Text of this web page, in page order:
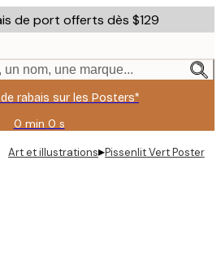
de port offerts dès $129
nom, une marque...
rabais sur les Posters*
0 min 0 s
Valable
jusqu'au
:
Art et illustrations▸Pissenlit Vert Poster